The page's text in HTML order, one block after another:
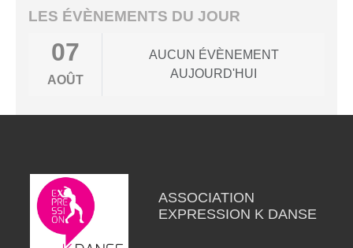
LES ÉVÈNEMENTS DU JOUR
07
AOÛT
AUCUN ÉVÈNEMENT
AUJOURD'HUI
ASSOCIATION
EXPRESSION K DANSE